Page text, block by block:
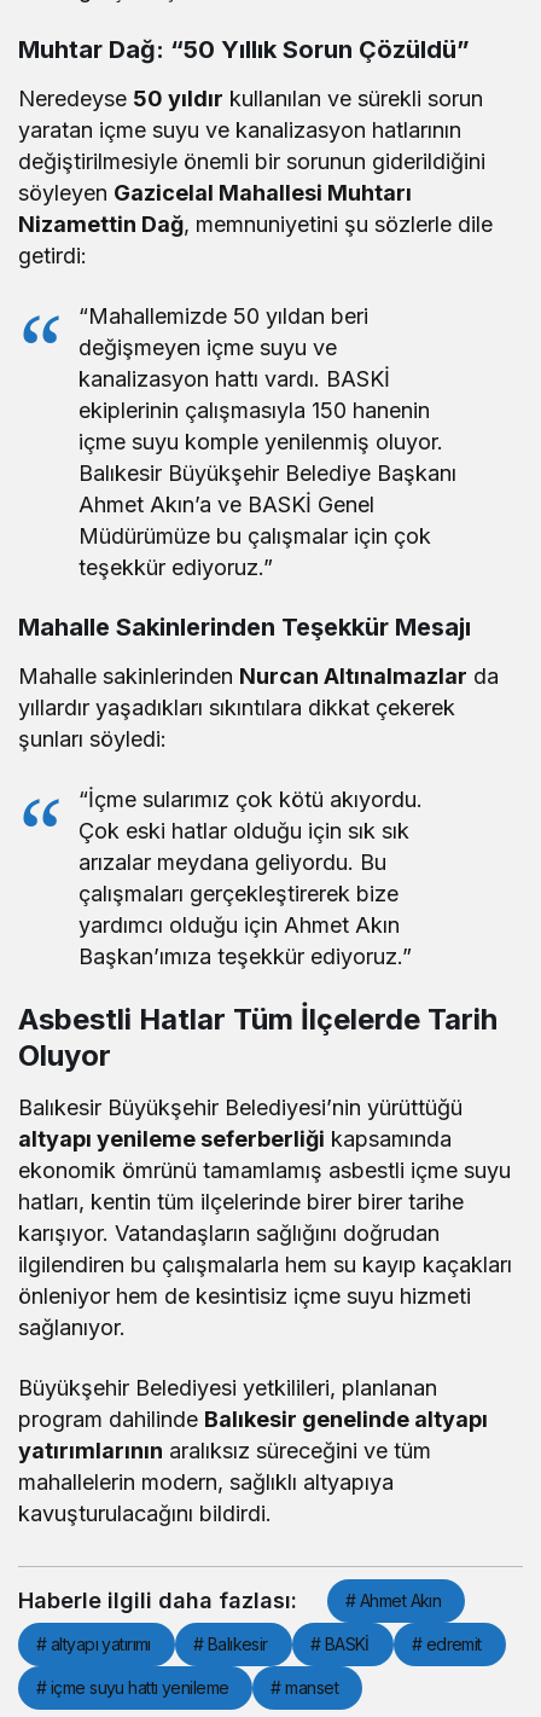
Muhtar Dağ: “50 Yıllık Sorun Çözüldü”
Neredeyse 50 yıldır kullanılan ve sürekli sorun
yaratan içme suyu ve kanalizasyon hatlarının
değiştirilmesiyle önemli bir sorunun giderildiğini
söyleyen Gazicelal Mahallesi Muhtarı
Nizamettin Dağ, memnuniyetini şu sözlerle dile
getirdi:
“Mahallemizde 50 yıldan beri
değişmeyen içme suyu ve
kanalizasyon hattı vardı. BASKİ
ekiplerinin çalışmasıyla 150 hanenin
içme suyu komple yenilenmiş oluyor.
Balıkesir Büyükşehir Belediye Başkanı
Ahmet Akın’a ve BASKİ Genel
Müdürümüze bu çalışmalar için çok
teşekkür ediyoruz.”
Mahalle Sakinlerinden Teşekkür Mesajı
Mahalle sakinlerinden Nurcan Altınalmazlar da
yıllardır yaşadıkları sıkıntılara dikkat çekerek
şunları söyledi:
“İçme sularımız çok kötü akıyordu.
Çok eski hatlar olduğu için sık sık
arızalar meydana geliyordu. Bu
çalışmaları gerçekleştirerek bize
yardımcı olduğu için Ahmet Akın
Başkan’ımıza teşekkür ediyoruz.”
Asbestli Hatlar Tüm İlçelerde Tarih
Oluyor
Balıkesir Büyükşehir Belediyesi’nin yürüttüğü
altyapı yenileme seferberliği kapsamında
ekonomik ömrünü tamamlamış asbestli içme suyu
hatları, kentin tüm ilçelerinde birer birer tarihe
karışıyor. Vatandaşların sağlığını doğrudan
ilgilendiren bu çalışmalarla hem su kayıp kaçakları
önleniyor hem de kesintisiz içme suyu hizmeti
sağlanıyor.
Büyükşehir Belediyesi yetkilileri, planlanan
program dahilinde Balıkesir genelinde altyapı
yatırımlarının aralıksız süreceğini ve tüm
mahallelerin modern, sağlıklı altyapıya
kavuşturulacağını bildirdi.
Haberle ilgili daha fazlası: # Ahmet Akın
# altyapı yatırımı # Balıkesir # BASKİ # edremit
# içme suyu hattı yenileme # manset